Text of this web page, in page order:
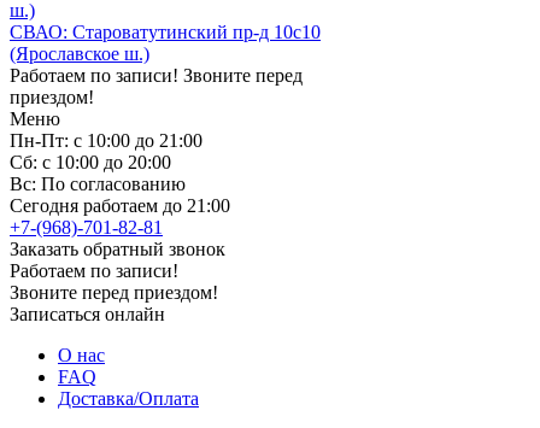
ш.)
СВАО: Староватутинский пр-д 10с10
(Ярославское ш.)
Работаем по записи! Звоните перед
приездом!
Меню
Пн-Пт: с 10:00 до 21:00
Сб: с 10:00 до 20:00
Вс: По согласованию
Сегодня работаем до 21:00
+7-(968)-701-82-81
Заказать обратный звонок
Работаем по записи!
Звоните перед приездом!
Записаться онлайн
О нас
FAQ
Доставка/Оплата